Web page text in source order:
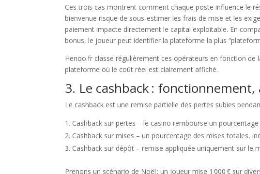
Ces trois cas montrent comment chaque poste influence le
bienvenue risque de sous‑estimer les frais de mise et les
paiement impacte directement le capital exploitable. En
bonus, le joueur peut identifier la plateforme la plus
Henoo.fr classe régulièrement ces opérateurs en fonction
plateforme où le coût réel est clairement affiché.
3. Le cashback :
Le cashback est une remise partielle des pertes subies
Cashback sur pertes – le casino rembourse un
Cashback sur mises – un pourcentage des mises totales,
Cashback sur dépôt – remise appliquée uniquement sur
Prenons un scénario de Noël : un joueur mise 1 000 € sur